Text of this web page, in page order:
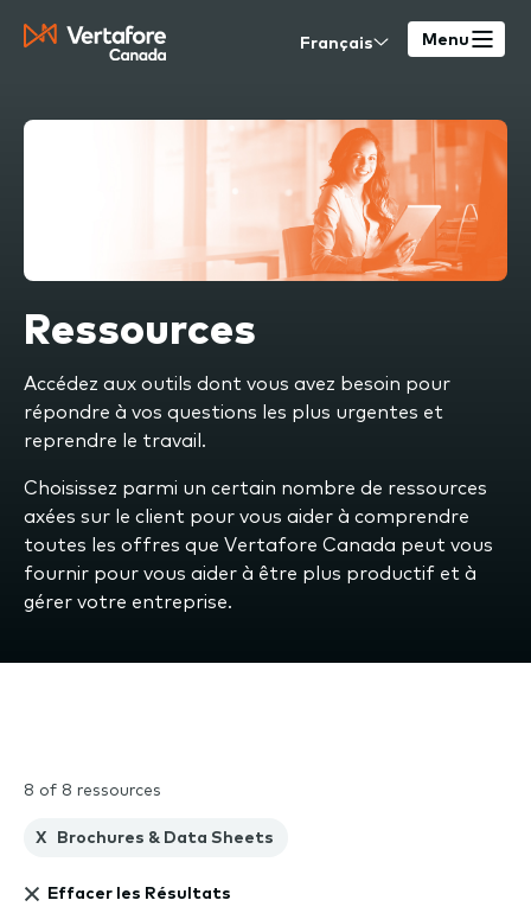
Select
Menu
Ressources
Accédez aux outils dont vous avez besoin pour
répondre à vos questions les plus urgentes et
reprendre le travail.
Choisissez parmi un certain nombre de ressources
axées sur le client pour vous aider à comprendre
toutes les offres que Vertafore Canada peut vous
fournir pour vous aider à être plus productif et à
gérer votre entreprise.
8 of 8 ressources
Brochures & Data Sheets
X
Effacer les Résultats